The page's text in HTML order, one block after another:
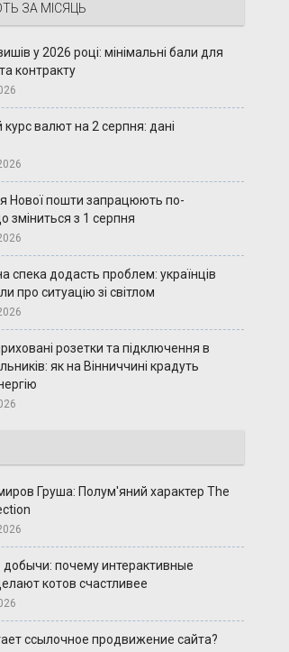
ЗА МІСЯЦЬ
у 2026 році: мінімальні бали для
контракту
курс валют на 2 серпня: дані
Нової пошти запрацюють по-
зміниться з 1 серпня
спека додасть проблем: українців
про ситуацію зі світлом
розетки та підключення в
як на Вінниччині крадуть
Груша: Полум'яний характер The
добычи: почему интерактивные
котов счастливее
ссылочное продвижение сайта?